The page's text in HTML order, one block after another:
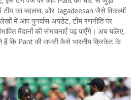
का बदलाव, और Jagadeesan जैसे विकल्पों
में आप पुनर्वास अपडेट, टीम रणनीति पर
मैदानों की संभावनाएँ पढ़ पाएँगे। अब चलिए,
कि Pant की वापसी कैसे भारतीय क्रिकेट के